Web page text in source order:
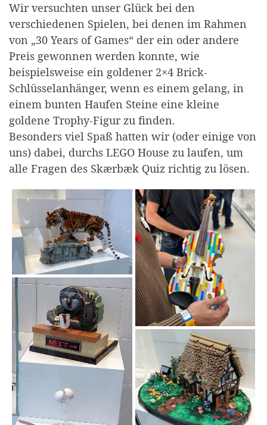
Wir versuchten unser Glück bei den
verschiedenen Spielen, bei denen im Rahmen
von „30 Years of Games“ der ein oder andere
Preis gewonnen werden konnte, wie
beispielsweise ein goldener 2×4 Brick-
Schlüsselanhänger, wenn es einem gelang, in
einem bunten Haufen Steine eine kleine
goldene Trophy-Figur zu finden.
Besonders viel Spaß hatten wir (oder einige von
uns) dabei, durchs LEGO House zu laufen, um
alle Fragen des Skærbæk Quiz richtig zu lösen.